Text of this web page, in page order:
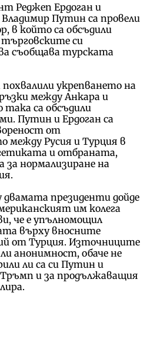
Реджеп Ердоган и
Путин са провели
в който са обсъдили
си
съобщава турската
укрепването на
между Анкара и
са обсъдили
Путин и Ердоган са
от
между Русия и Турция в
и отбраната,
за нормализиране на
президенти дойде
им колега
че е упълномощил
върху вносните
от Турция. Източниците
анонимност, обаче не
ли са си Путин и
Тръмп и за продължаващия